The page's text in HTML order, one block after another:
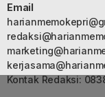
Email
Kontak Redaksi: